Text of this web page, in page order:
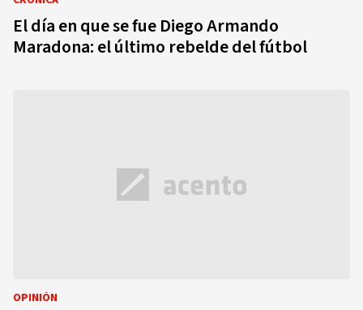
El día en que se fue Diego Armando
Maradona: el último rebelde del fútbol
OPINIÓN